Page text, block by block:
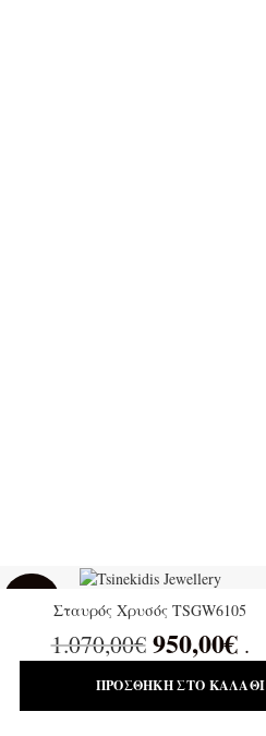
Σταυρός Χρυσός TSGW6105
1.070,00€ 950,00€ .
ΠΡΟΣΘΉΚΗ ΣΤΟ ΚΑΛΆΘΙ